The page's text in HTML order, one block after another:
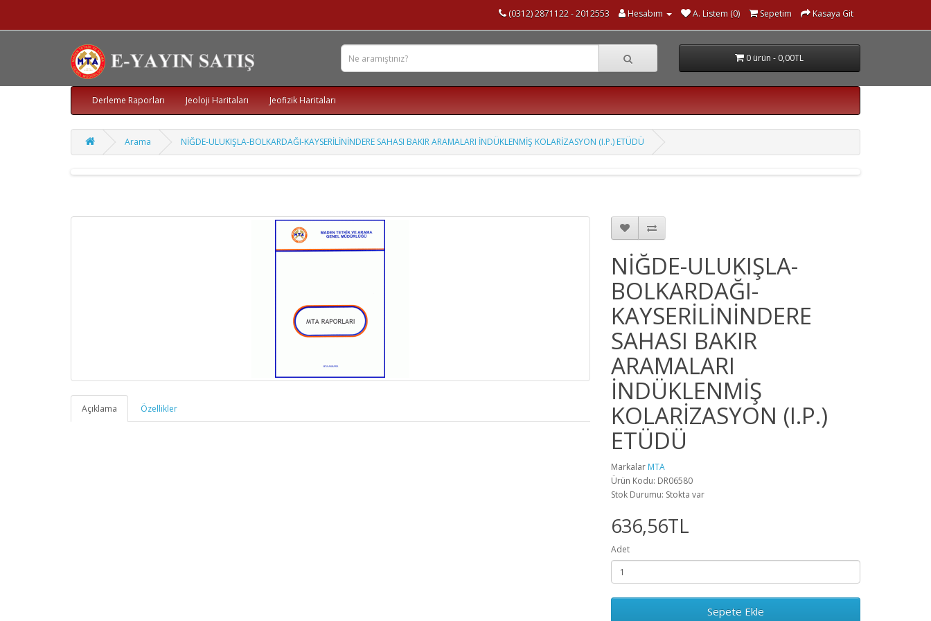
(0312) 2871122 - 2012553 Hesabım A. Listem (0) Sepetim Kasaya Git
0 ürün - 0,00TL
Derleme Raporları Jeoloji Haritaları Jeofizik Haritaları
Arama NİĞDE-ULUKIŞLA-BOLKARDAĞI-KAYSERİLİNİNDERE SAHASI BAKIR ARAMALARI İNDÜKLENMİŞ KOLARİZASYON (I.P.) ETÜDÜ
Açıklama Özellikler
NİĞDE-ULUKIŞLA-
BOLKARDAĞI-
KAYSERİLİNİNDERE
SAHASI BAKIR
ARAMALARI
İNDÜKLENMİŞ
KOLARİZASYON (I.P.)
ETÜDÜ
Markalar MTA
Ürün Kodu: DR06580
Stok Durumu: Stokta var
636,56TL
Adet
Sepete Ekle